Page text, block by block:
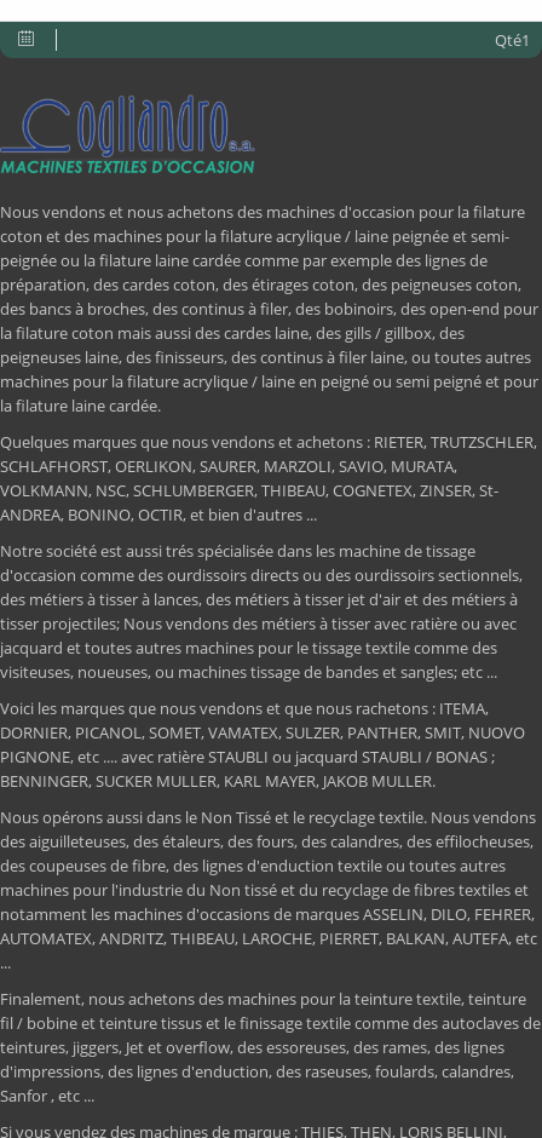
Qté1
Nous vendons et nous achetons des machines d'occasion pour la filature
coton et des machines pour la filature acrylique / laine peignée et semi-
peignée ou la filature laine cardée comme par exemple des lignes de
préparation, des cardes coton, des étirages coton, des peigneuses coton,
des bancs à broches, des continus à filer, des bobinoirs, des open-end pour
la filature coton mais aussi des cardes laine, des gills / gillbox, des
peigneuses laine, des finisseurs, des continus à filer laine, ou toutes autres
machines pour la filature acrylique / laine en peigné ou semi peigné et pour
la filature laine cardée.
Quelques marques que nous vendons et achetons : RIETER, TRUTZSCHLER,
SCHLAFHORST, OERLIKON, SAURER, MARZOLI, SAVIO, MURATA,
VOLKMANN, NSC, SCHLUMBERGER, THIBEAU, COGNETEX, ZINSER, St-
ANDREA, BONINO, OCTIR, et bien d'autres ...
Notre société est aussi trés spécialisée dans les machine de tissage
d'occasion comme des ourdissoirs directs ou des ourdissoirs sectionnels,
des métiers à tisser à lances, des métiers à tisser jet d'air et des métiers à
tisser projectiles; Nous vendons des métiers à tisser avec ratière ou avec
jacquard et toutes autres machines pour le tissage textile comme des
visiteuses, noueuses, ou machines tissage de bandes et sangles; etc ...
Voici les marques que nous vendons et que nous rachetons : ITEMA,
DORNIER, PICANOL, SOMET, VAMATEX, SULZER, PANTHER, SMIT, NUOVO
PIGNONE, etc .... avec ratière STAUBLI ou jacquard STAUBLI / BONAS ;
BENNINGER, SUCKER MULLER, KARL MAYER, JAKOB MULLER.
Nous opérons aussi dans le Non Tissé et le recyclage textile. Nous vendons
des aiguilleteuses, des étaleurs, des fours, des calandres, des effilocheuses,
des coupeuses de fibre, des lignes d'enduction textile ou toutes autres
machines pour l'industrie du Non tissé et du recyclage de fibres textiles et
notamment les machines d'occasions de marques ASSELIN, DILO, FEHRER,
AUTOMATEX, ANDRITZ, THIBEAU, LAROCHE, PIERRET, BALKAN, AUTEFA, etc
...
Finalement, nous achetons des machines pour la teinture textile, teinture
fil / bobine et teinture tissus et le finissage textile comme des autoclaves de
teintures, jiggers, Jet et overflow, des essoreuses, des rames, des lignes
d'impressions, des lignes d'enduction, des raseuses, foulards, calandres,
Sanfor , etc ...
Si vous vendez des machines de marque : THIES, THEN, LORIS BELLINI,